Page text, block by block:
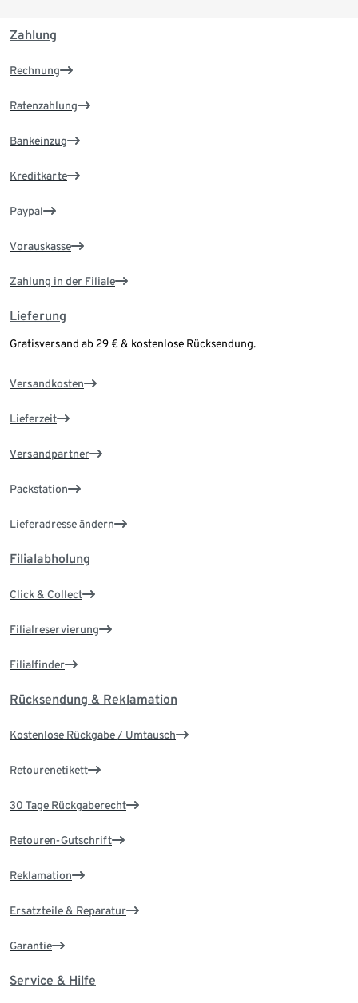
Zahlung
Rechnung
Ratenzahlung
Bankeinzug
Kreditkarte
Paypal
Vorauskasse
Zahlung in der Filiale
Lieferung
Gratisversand ab 29 € & kostenlose Rücksendung.
Versandkosten
Lieferzeit
Versandpartner
Packstation
Lieferadresse ändern
Filialabholung
Click & Collect
Filialreservierung
Filialfinder
Rücksendung & Reklamation
Kostenlose Rückgabe / Umtausch
Retourenetikett
30 Tage Rückgaberecht
Retouren-Gutschrift
Reklamation
Ersatzteile & Reparatur
Garantie
Service & Hilfe